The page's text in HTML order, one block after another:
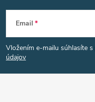
Z
á
p
Email
Vložením e-mailu súhlasíte s
údajov